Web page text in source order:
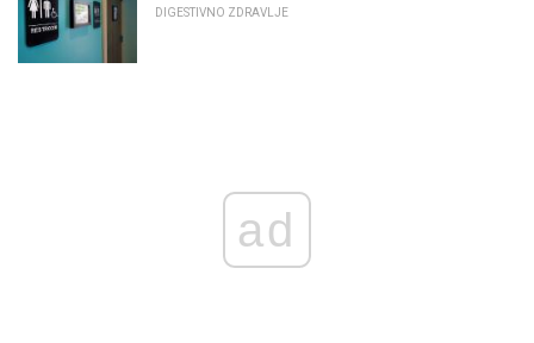
DIGESTIVNO ZDRAVLJE
ad